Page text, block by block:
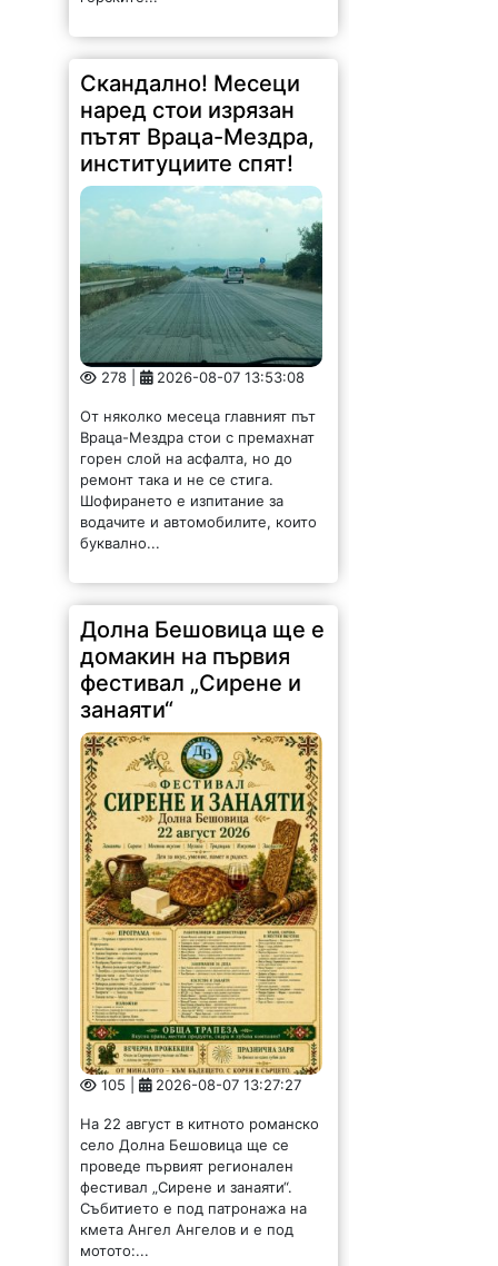
Скандално! Месеци
наред стои изрязан
пътят Враца-Мездра,
институциите спят!
278 | 2026-08-07 13:53:08
От няколко месеца главният път
Враца-Мездра стои с премахнат
горен слой на асфалта, но до
ремонт така и не се стига.
Шофирането е изпитание за
водачите и автомобилите, които
буквално...
Долна Бешовица ще е
домакин на първия
фестивал „Сирене и
занаяти“
105 | 2026-08-07 13:27:27
На 22 август в китното романско
село Долна Бешовица ще се
проведе първият регионален
фестивал „Сирене и занаяти“.
Събитието е под патронажа на
кмета Ангел Ангелов и е под
мотото:...